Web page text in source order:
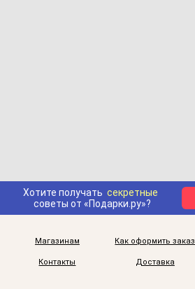
Хотите получать секретные
советы от «Подарки.ру»?
Магазинам Как оформить заказ
Контакты Доставка